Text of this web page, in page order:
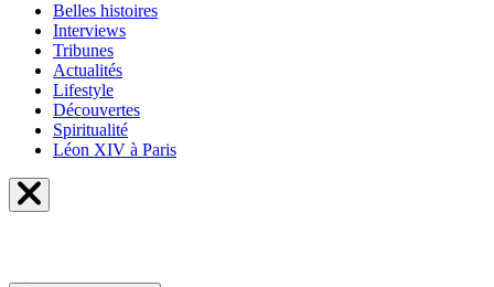
Belles histoires
Interviews
Tribunes
Actualités
Lifestyle
Découvertes
Spiritualité
Léon XIV à Paris